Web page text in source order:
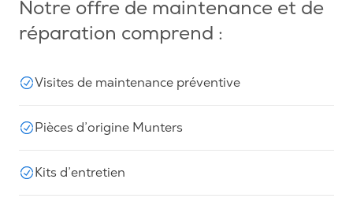
Notre offre de maintenance et de
réparation comprend :
Visites de maintenance préventive
Pièces d’origine Munters
Kits d’entretien